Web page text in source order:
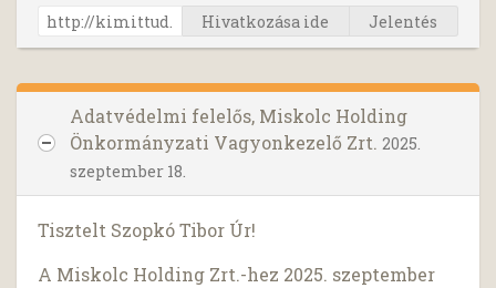
Hivatkozása ide Jelentés
Adatvédelmi felelős, Miskolc Holding
Önkormányzati Vagyonkezelő Zrt. 2025.
szeptember 18.
Tisztelt Szopkó Tibor Úr!
A Miskolc Holding Zrt.-hez 2025. szeptember